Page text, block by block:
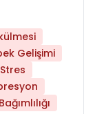
Gelişimi
Stres